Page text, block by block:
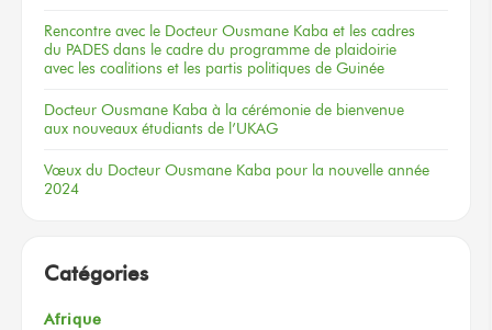
Rencontre avec le Docteur Ousmane Kaba et les cadres
du PADES dans le cadre du programme de plaidoirie
avec les coalitions et les partis politiques de Guinée
Docteur Ousmane Kaba à la cérémonie de bienvenue
aux nouveaux étudiants de l’UKAG
Vœux du Docteur Ousmane Kaba pour la nouvelle année
2024
Catégories
Afrique